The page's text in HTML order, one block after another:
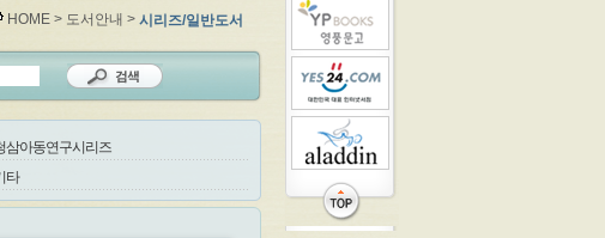
HOME > 도서안내 > 시리즈/일반도서
삼아동연구시리즈
타